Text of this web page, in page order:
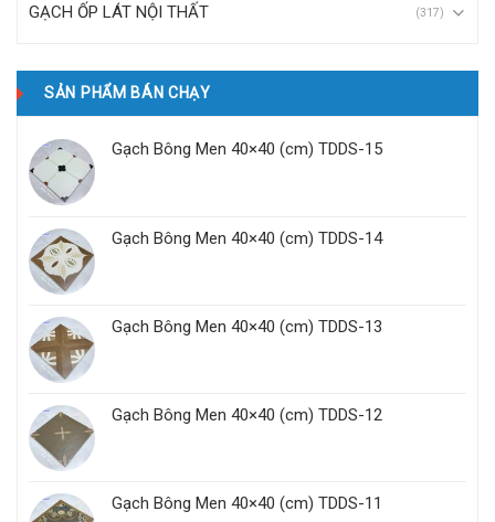
GẠCH ỐP LÁT NỘI THẤT (317)
SẢN PHẨM BÁN CHẠY
Gạch Bông Men 40×40 (cm) TDDS-15
Gạch Bông Men 40×40 (cm) TDDS-14
Gạch Bông Men 40×40 (cm) TDDS-13
Gạch Bông Men 40×40 (cm) TDDS-12
Gạch Bông Men 40×40 (cm) TDDS-11